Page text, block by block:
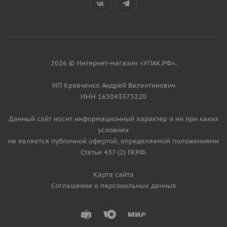
2026 © Интернет-магазин «УПАК.РФ».
ИП Кравченко Андрей Валентинович
ИНН 165043375220
Данный сайт носит информационный характер и ни при каких
условиях
не является публичной офертой, определяемой положениями
Статьи 437 (2) ГКРФ.
Карта сайта
Соглашение о персональных данных